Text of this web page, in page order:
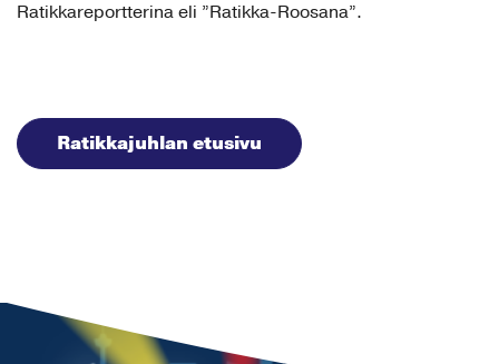
Ratikkareportterina eli ”Ratikka-Roosana”.
Ratikkajuhlan etusivu